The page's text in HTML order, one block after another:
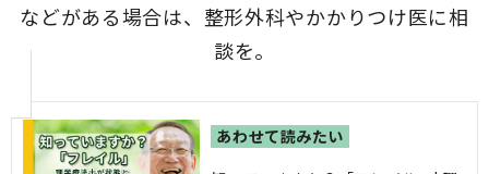
などがある場合は、整形外科やかかりつけ医に相
談を。